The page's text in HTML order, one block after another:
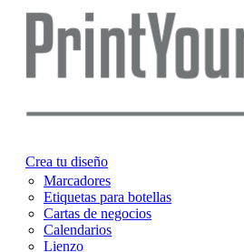
Crea tu diseño
Marcadores
Etiquetas para botellas
Cartas de negocios
Calendarios
Lienzo